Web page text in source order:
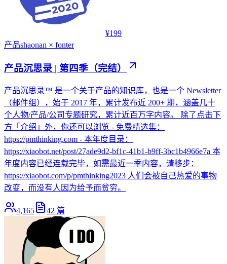
¥199
产品shaonan × fonter
产品沉思录 | 第四季（完结）
产品沉思录™ 是一个关于产品的知识库，也是一个 Newsletter
（邮件组），始于 2017 年，累计发布近 200+ 期，涵盖几十
个人物/产品/公司专题研究，累计近百万字内容。 除了点击下
方「介绍」外，你还可以浏览 - 免费精选集：
https://pmthinking.com - 本年度目录：
https://xiaobot.net/post/27ade9d2-bf1c-41b1-b9ff-3bc1b4966e7a 本
年度内容已经连载完毕，如需最近一季内容，请移步：
https://xiaobot.com/p/pmthinking2023 人们会被自己热爱的事物
改变，而没有人因为给予而贫穷。
4,165 42 篇